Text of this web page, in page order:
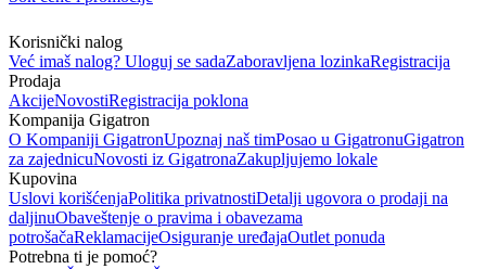
Korisnički nalog
Već imaš nalog? Uloguj se sadaZaboravljena lozinkaRegistracija
Prodaja
AkcijeNovostiRegistracija poklona
Kompanija Gigatron
O Kompaniji GigatronUpoznaj naš timPosao u GigatronuGigatron
za zajednicuNovosti iz GigatronaZakupljujemo lokale
Kupovina
Uslovi korišćenjaPolitika privatnostiDetalji ugovora o prodaji na
daljinuObaveštenje o pravima i obavezama
potrošačaReklamacijeOsiguranje uređajaOutlet ponuda
Potrebna ti je pomoć?